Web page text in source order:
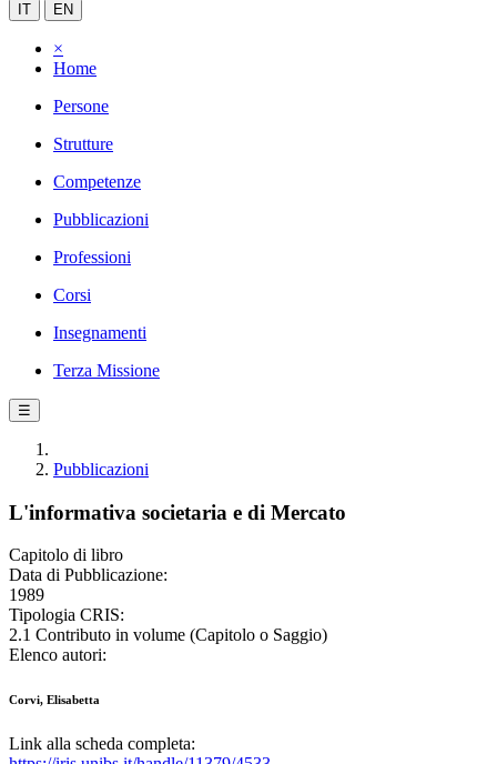
IT EN
×
Home
Persone
Strutture
Competenze
Pubblicazioni
Professioni
Corsi
Insegnamenti
Terza Missione
☰
Pubblicazioni
L'informativa societaria e di Mercato
Capitolo di libro
Data di Pubblicazione:
1989
Tipologia CRIS:
2.1 Contributo in volume (Capitolo o Saggio)
Elenco autori:
Corvi, Elisabetta
Link alla scheda completa: